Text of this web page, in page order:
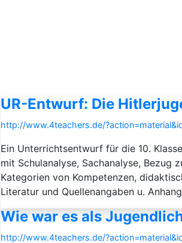
UR-Entwurf: Die
http://www.4teachers.de/
Ein Unterrichtsentwurf für die 10.
mit Schulanalyse, Sachanalyse, Bezug
Kategorien von Kompetenzen,
Literatur und Quellenangaben u.
Wie war es als
http://www.4teachers.de/